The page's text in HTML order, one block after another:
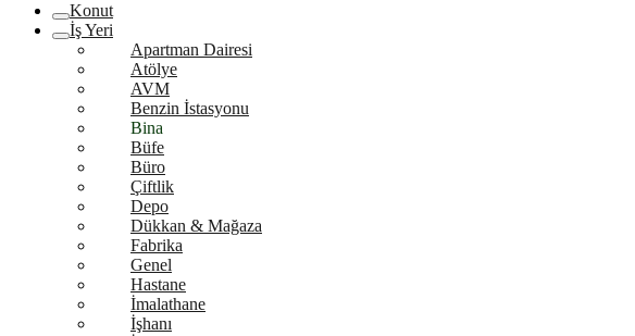
Konut
İş Yeri
Apartman Dairesi
Atölye
AVM
Benzin İstasyonu
Bina
Büfe
Büro
Çiftlik
Depo
Dükkan & Mağaza
Fabrika
Genel
Hastane
İmalathane
İşhanı